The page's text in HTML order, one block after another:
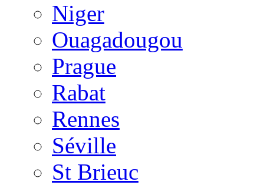
Niger
Ouagadougou
Prague
Rabat
Rennes
Séville
St Brieuc